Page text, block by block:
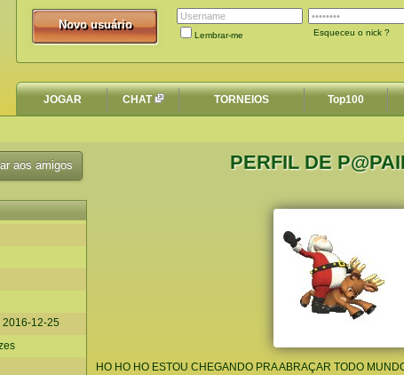
Lembrar-me Esqueceu o nick ?
Novo usuário
Novo usuário
JOGAR CHAT TORNEIOS Top100
aos amigos
2016-12-25
PERFIL DE
HO HO HO ESTOU CHEGANDO PRA ABRAÇAR TODO